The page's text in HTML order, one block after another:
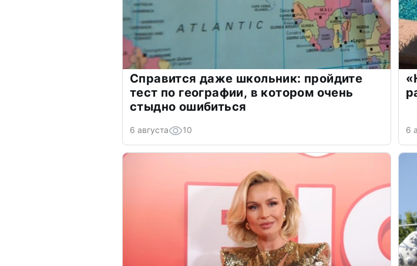
Справится даже школьник: пройдите
тест по географии, в котором очень
стыдно ошибиться
6 августа 10 6